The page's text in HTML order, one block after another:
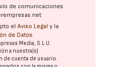
de comunicaciones
elAviso Legal y la
de Datos
Media, S.L.U.
a nuestra(s)
de cuenta de usuario.